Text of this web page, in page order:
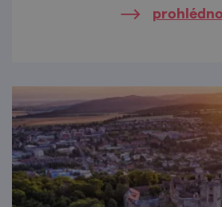
se odehrávala Bitva